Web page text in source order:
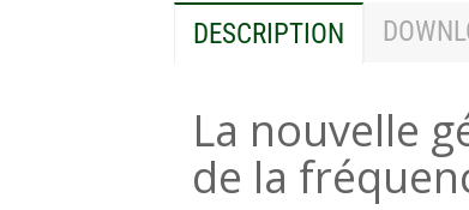
DESCRIPTION
La nouvelle
de la